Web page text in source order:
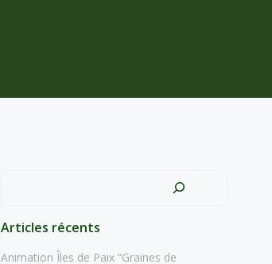
Articles récents
Animation Îles de Paix “Graines de